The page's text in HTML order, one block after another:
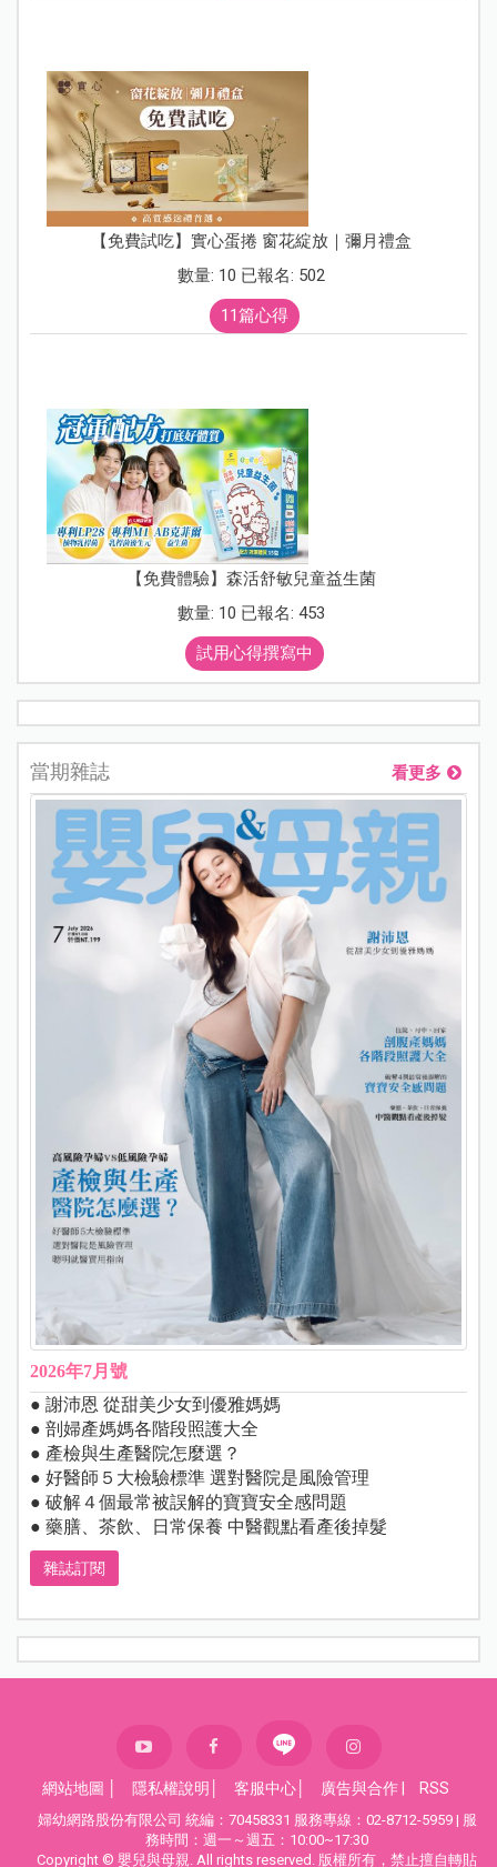
【免費試吃】實心蛋捲 窗花綻放｜彌月禮盒
數量: 10 已報名: 502
11篇心得
【免費體驗】森活舒敏兒童益生菌
數量: 10 已報名: 453
試用心得撰寫中
當期雜誌 看更多
2026年7月號
● 謝沛恩 從甜美少女到優雅媽媽
● 剖婦產媽媽各階段照護大全
● 產檢與生產醫院怎麼選？
● 好醫師５大檢驗標準 選對醫院是風險管理
● 破解４個最常被誤解的寶寶安全感問題
● 藥膳、茶飲、日常保養 中醫觀點看產後掉髮
雜誌訂閱
網站地圖 隱私權說明 客服中心 廣告與合作 RSS
婦幼網路股份有限公司 統編：70458331 服務專線：02-8712-5959 | 服
務時間：週一～週五：10:00~17:30
Copyright © 嬰兒與母親. All rights reserved. 版權所有，禁止擅自轉貼